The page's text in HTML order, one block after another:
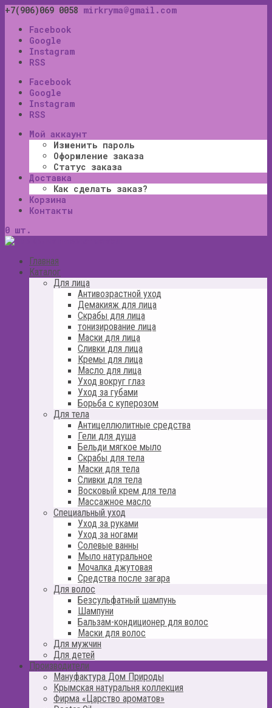
+7(906)069 0058 mirkryma@gmail.com
Facebook
Google
Instagram
RSS
Facebook
Google
Instagram
RSS
Мой аккаунт
Изменить пароль
Оформление заказа
Статус заказа
Доставка
Как сделать заказ?
Корзина
Контакты
0 шт.
Главная
Каталог
Для лица
Антивозрастной уход
Демакияж для лица
Скрабы для лица
тонизирование лица
Маски для лица
Сливки для лица
Кремы для лица
Масло для лица
Уход вокруг глаз
Уход за губами
Борьба с куперозом
Для тела
Антицеллюлитные средства
Гели для душа
Бельди мягкое мыло
Скрабы для тела
Маски для тела
Сливки для тела
Восковый крем для тела
Массажное масло
Специальный уход
Уход за руками
Уход за ногами
Солевые ванны
Мыло натуральное
Мочалка джутовая
Средства после загара
Для волос
Безсульфатный шампунь
Шампуни
Бальзам-кондиционер для волос
Маски для волос
Для мужчин
Для детей
Производители
Мануфактура Дом Природы
Крымская натуральня коллекция
Фирма «Царство ароматов»